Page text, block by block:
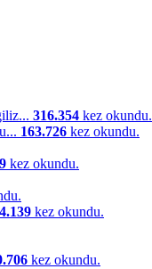
316.354 kez okundu.
163.726 kez okundu.
kez okundu.
kez okundu.
kez okundu.